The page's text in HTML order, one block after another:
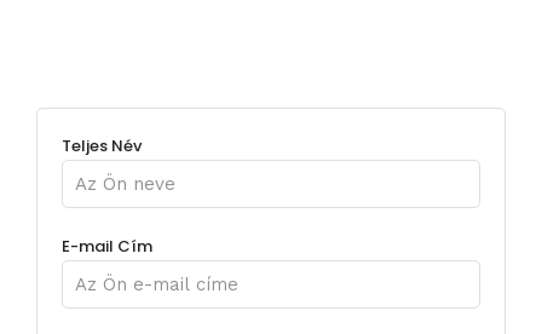
Teljes Név
E-mail Cím